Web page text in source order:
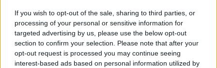
If you wish to opt-out of the sale, sharing to third parties, or
processing of your personal or sensitive information for
targeted advertising by us, please use the below opt-out
section to confirm your selection. Please note that after your
opt-out request is processed you may continue seeing
interest-based ads based on personal information utilized by
„Szó szerint mindent kipróbáltam az időmérőn,
de a csúcssebességen semmi nem segített.